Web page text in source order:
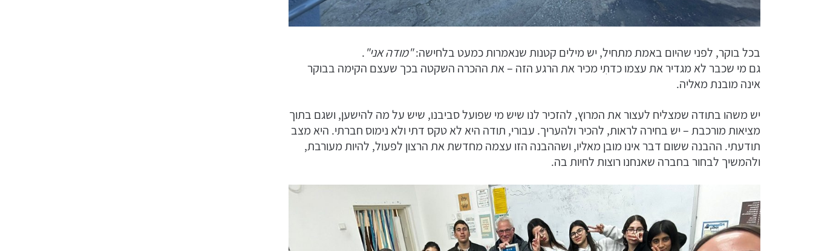
בכל בוקר, לפני שהיום באמת מתחיל, יש מילים קטנות שנאמרות כמעט בלחישה:"מודה אני".
גם מי שכבר לא מגדיר את עצמו כדתִי מכיר את הרגע הזה – את ההכרה השקטה בכך שעצם הקימה בבוקר
אינה מובנת מאליה.
יש משהו בתודה שמצליח לעצור את המרוץ, להזכיר לנו שיש מי שפועל סביבנו, שיש על מה להישען, ושגם בתוך
מציאות מורכבת – יש בחירה לראות, להכיר ולהעריך. עבורי, תודה היא לא טקס דתי ולא נימוס חברתי. היא מצב
תודעתי. ההבנה ששום דבר אינו מובן מאליו, ושההבנה הזו עצמה מחדשת את הרצון לפעול, להיות מעורבת,
ולהמשיך לבחור בחברה שאנחנו רוצות לחיות בה.